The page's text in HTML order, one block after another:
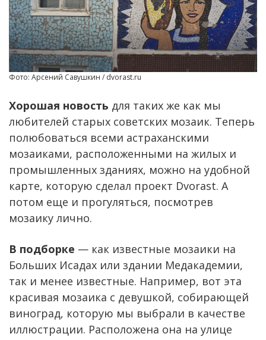
Фото: Арсений Савушкин / dvorast.ru
Хорошая новость для таких же как мы
любителей старых советских мозаик. Теперь
полюбоваться всеми астраханскими
мозаиками, расположенными на жилых и
промышленных зданиях, можно на удобной
карте, которую сделал проект Dvorast. А
потом еще и прогуляться, посмотрев
мозаику лично.
В подборке — как известные мозаики на
Больших Исадах или здании Медакадемии,
так и менее известные. Например, вот эта
красивая мозаика с девушкой, собирающей
виноград, которую мы выбрали в качестве
иллюстрации. Расположена она на улице